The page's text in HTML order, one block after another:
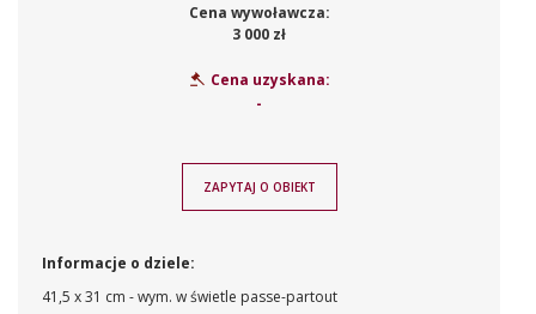
Cena wywoławcza:
3 000 zł
Cena uzyskana:
-
ZAPYTAJ O OBIEKT
Informacje o dziele:
41,5 x 31 cm - wym. w świetle passe-partout